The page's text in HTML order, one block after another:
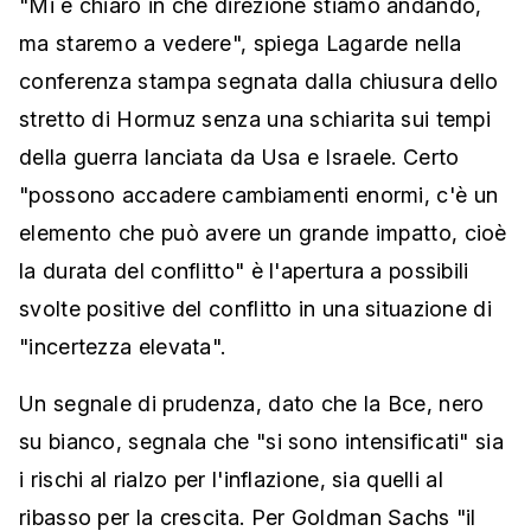
"Mi è chiaro in che direzione stiamo andando,
ma staremo a vedere", spiega Lagarde nella
conferenza stampa segnata dalla chiusura dello
stretto di Hormuz senza una schiarita sui tempi
della guerra lanciata da Usa e Israele. Certo
"possono accadere cambiamenti enormi, c'è un
elemento che può avere un grande impatto, cioè
la durata del conflitto" è l'apertura a possibili
svolte positive del conflitto in una situazione di
"incertezza elevata".
Un segnale di prudenza, dato che la Bce, nero
su bianco, segnala che "si sono intensificati" sia
i rischi al rialzo per l'inflazione, sia quelli al
ribasso per la crescita. Per Goldman Sachs "il